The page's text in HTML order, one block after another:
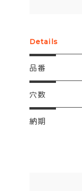
Details
品番
穴数
納期